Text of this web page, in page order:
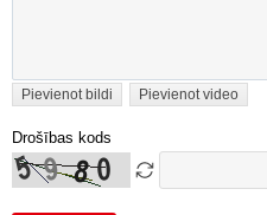
Pievienot bildi Pievienot video
Drošības kods